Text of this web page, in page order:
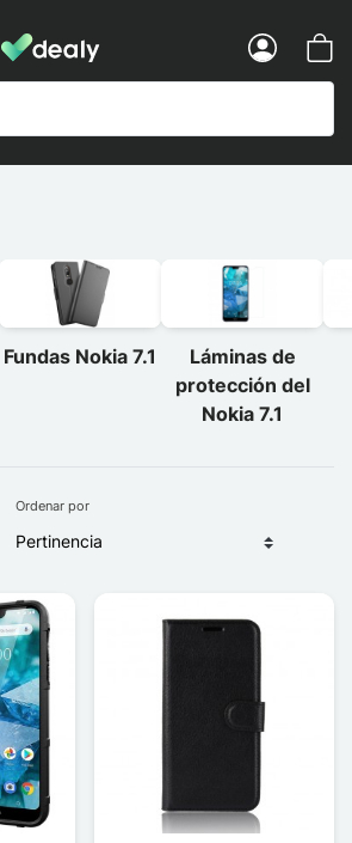
Dealy - Fundas y accesorios para
Fundas Nokia 7.1
Láminas de
protección del
Nokia 7.1
Ordenar por